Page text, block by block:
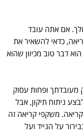
אם אתה עובד
כדאי להשאיר את
דבר טוב מכיוון שהוא
מעובדתך ופחות עסוק
ניתוח תיקון, אבל
משקפי קריאה זה
על הנייד ועל